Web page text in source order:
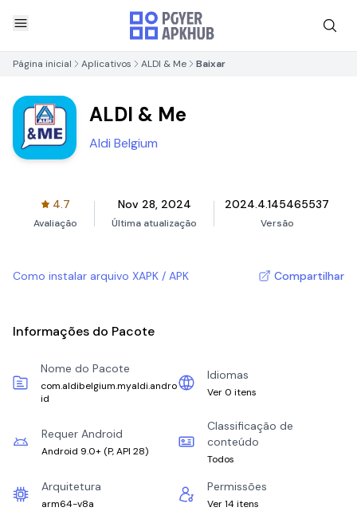
Página inicial Aplicativos ALDI & Me Baixar
ALDI & Me
Aldi Belgium
4.7
Avaliação
Nov 28, 2024
Última atualização
2024.4.145465537
Versão
Como instalar arquivo XAPK / APK Compartilhar
Informações do Pacote
Nome do Pacote
com.aldibelgium.myaldi.andro
id
Idiomas
Ver 0 itens
Requer Android
Android 9.0+ (P, API 28)
Classificação de
conteúdo
Todos
Arquitetura
arm64-v8a
Permissões
Ver 14 itens